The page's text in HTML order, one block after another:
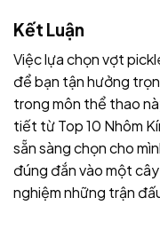
Kết Luận
Việc lựa chọn vợt
để bạn tận hưởng
trong môn thể thao
tiết từ Top 10 Nhôm
sẵn sàng chọn cho
đúng đắn vào một
nghiệm những trận